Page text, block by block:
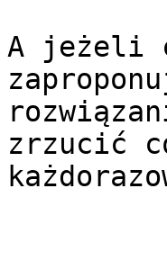
A jeżeli
zrzucić